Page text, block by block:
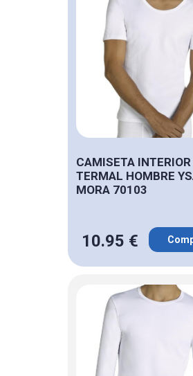
CAMISETA INTERIOR
TERMAL HOMBRE
MORA 70103
10.95 €